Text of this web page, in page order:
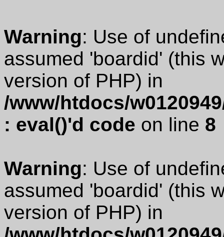
Warning: Use of
assumed 'boardid' (this
version of PHP) in
/www/htdocs/
: eval()'d code on line 8
Warning: Use of
assumed 'boardid' (this
version of PHP) in